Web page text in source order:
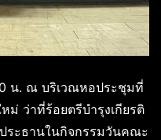
น. ณ บริเวณหอประชุมที่
ม่ ว่าที่ร้อยตรีบำรุงเกียรติ
ระธานในกิจกรรมวันคณะ